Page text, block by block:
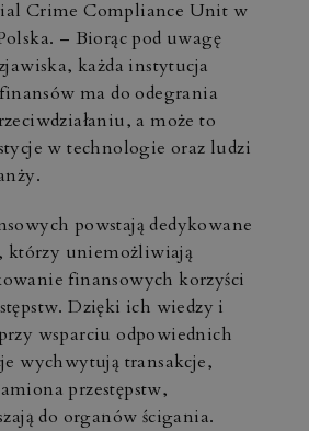
Crime Compliance Unit w
– Biorąc pod uwagę
każda instytucja
ma do odegrania
a może to
w technologie oraz ludzi
powstają dedykowane
którzy uniemożliwiają
finansowych korzyści
Dzięki ich wiedzy i
wsparciu odpowiednich
wychwytują transakcje,
przestępstw,
do organów ścigania.